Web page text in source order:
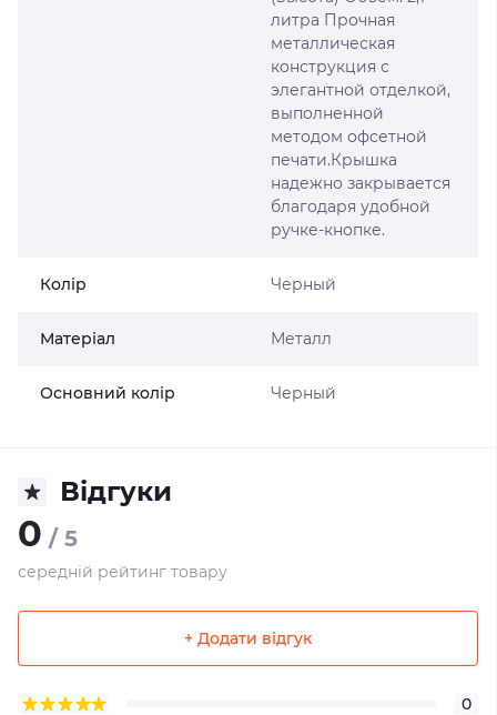
литра Прочная
металлическая
конструкция с
элегантной отделкой,
выполненной
методом офсетной
печати.Крышка
надежно закрывается
благодаря удобной
ручке-кнопке.
Колір Черный
Матеріал Металл
Основний колір Черный
Відгуки
0 / 5
середній рейтинг товару
+ Додати відгук
0